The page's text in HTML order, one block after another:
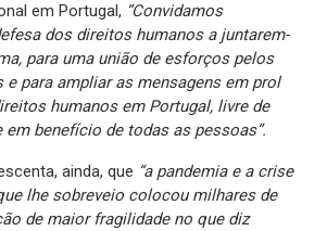
em Portugal, “Convidamos
dos direitos humanos a juntarem-
para uma união de esforços pelos
para ampliar as mensagens em prol
humanos em Portugal, livre de
benefício de todas as pessoas”.
ainda, que “a pandemia e a crise
lhe sobreveio colocou milhares de
de maior fragilidade no que diz